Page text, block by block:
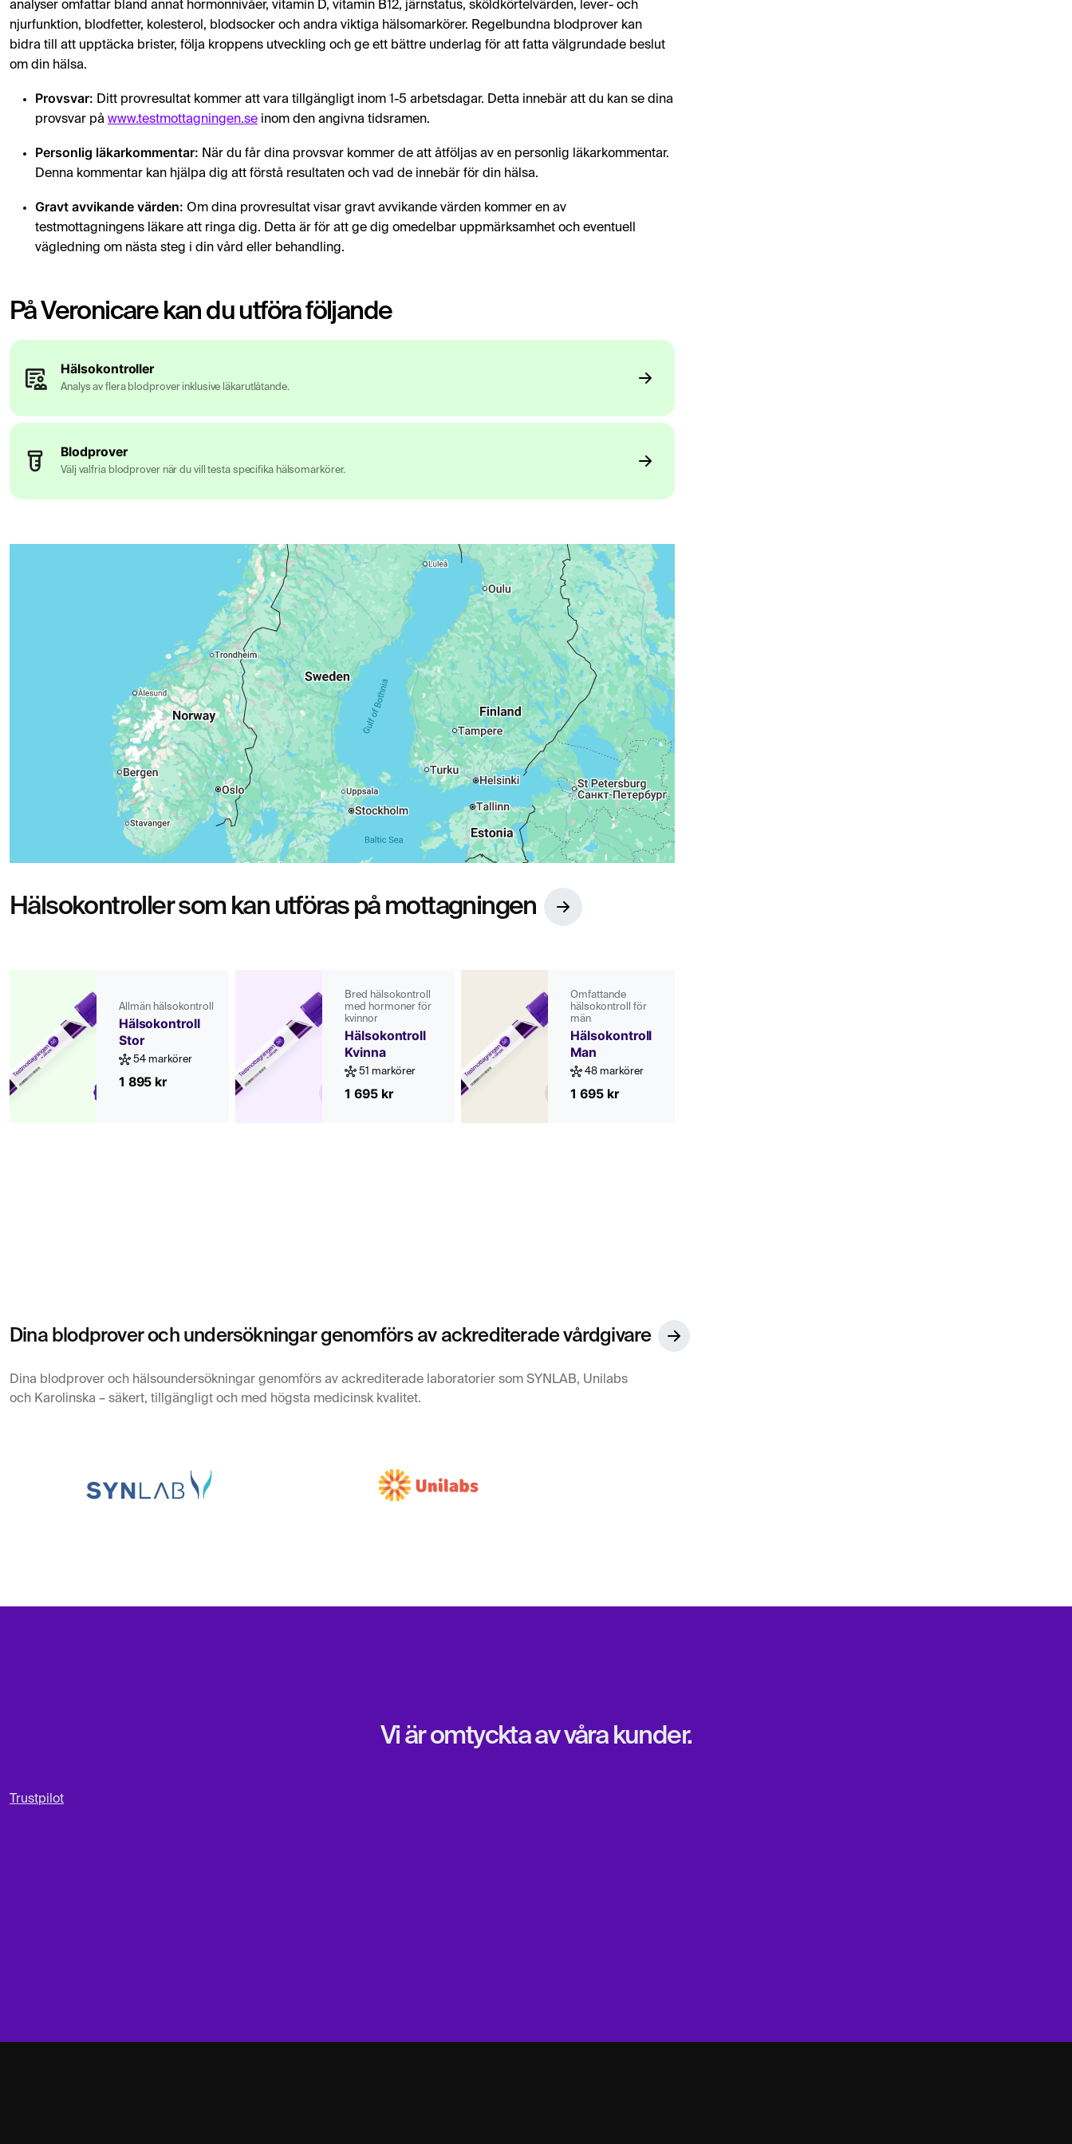
analyser omfattar bland annat hormonnivåer, vitamin D, vitamin B12, järnstatus, sköldkörtelvärden, lever- och
njurfunktion, blodfetter, kolesterol, blodsocker och andra viktiga hälsomarkörer. Regelbundna blodprover kan
bidra till att upptäcka brister, följa kroppens utveckling och ge ett bättre underlag för att fatta välgrundade beslut
om din hälsa.
Provsvar: Ditt provresultat kommer att vara tillgängligt inom 1-5 arbetsdagar. Detta innebär att du kan se dina
provsvar på www.testmottagningen.se inom den angivna tidsramen.
Personlig läkarkommentar: När du får dina provsvar kommer de att åtföljas av en personlig läkarkommentar.
Denna kommentar kan hjälpa dig att förstå resultaten och vad de innebär för din hälsa.
Gravt avvikande värden: Om dina provresultat visar gravt avvikande värden kommer en av
testmottagningens läkare att ringa dig. Detta är för att ge dig omedelbar uppmärksamhet och eventuell
vägledning om nästa steg i din vård eller behandling.
På Veronicare kan du utföra följande
Hälsokontroller
Analys av flera blodprover inklusive läkarutlåtande.
Blodprover
Välj valfria blodprover när du vill testa specifika hälsomarkörer.
Hälsokontroller som kan utföras på mottagningen
Allmän hälsokontroll
Hälsokontroll
Stor
54 markörer
1 895 kr
Bred hälsokontroll
med hormoner för
kvinnor
Hälsokontroll
Kvinna
51 markörer
1 695 kr
Omfattande
hälsokontroll för
män
Hälsokontroll
Man
48 markörer
1 695 kr
Dina blodprover och undersökningar genomförs av ackrediterade vårdgivare
Dina blodprover och hälsoundersökningar genomförs av ackrediterade laboratorier som SYNLAB, Unilabs
och Karolinska – säkert, tillgängligt och med högsta medicinsk kvalitet.
Vi är omtyckta av våra kunder.
Trustpilot